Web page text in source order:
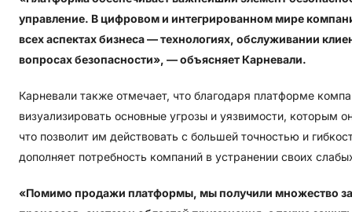
управление. В цифровом и интегрированном мире
всех аспектах бизнеса — технологиях, обслуживании
вопросах безопасности», — объясняет Карневали.
Карневали также отмечает, что благодаря платформе
визуализировать основные угрозы и уязвимости, которым
что позволит им действовать с большей точностью и
дополняет потребность компаний в устранении своих
«Помимо продажи платформы, мы получили множество